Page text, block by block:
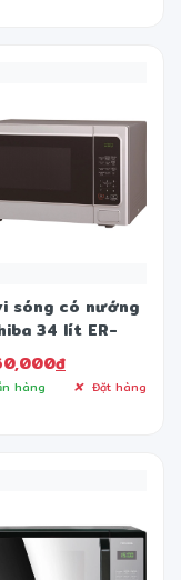
sóng có nướng
34 lít ER-
đ
hàng Đặt hàng